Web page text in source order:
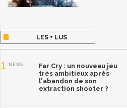
LES + LUS
1 NEWS
Far Cry : un nouveau jeu
très ambitieux après
l'abandon de son
extraction shooter ?